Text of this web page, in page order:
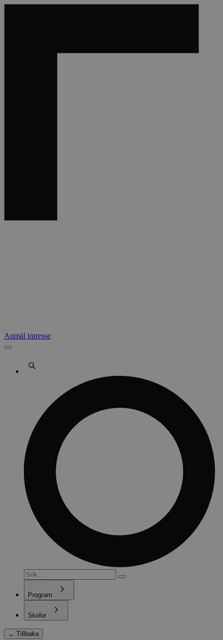
Anmäl intresse
Program
Skolor
← Tillbaka